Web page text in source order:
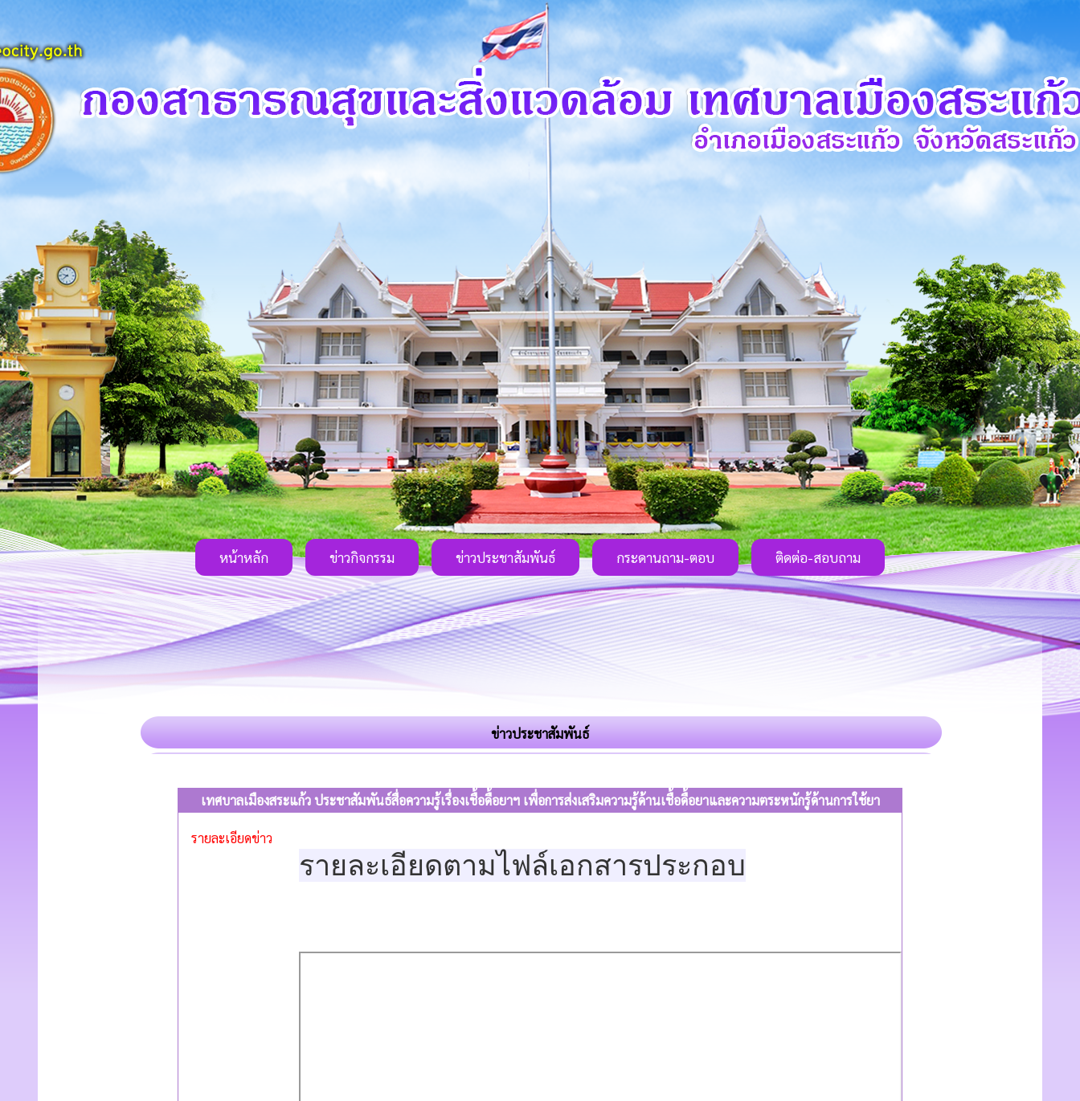
หน้าหลัก ข่าวกิจกรรม ข่าวประชาสัมพันธ์ กระดานถาม-ตอบ ติดต่อ-สอบถาม
ข่าวประชาสัมพันธ์
เทศบาลเมืองสระแก้ว ประชาสัมพันธ์สื่อความรู้เรื่องเชื้อดื้อยาฯ เพื่อการส่งเสริมความรู้ด้านเชื้อดื้อยาและความตระหนักรู้ด้านการใช้ยา
รายละเอียดข่าว
รายละเอียดตามไฟล์เอกสารประกอบ